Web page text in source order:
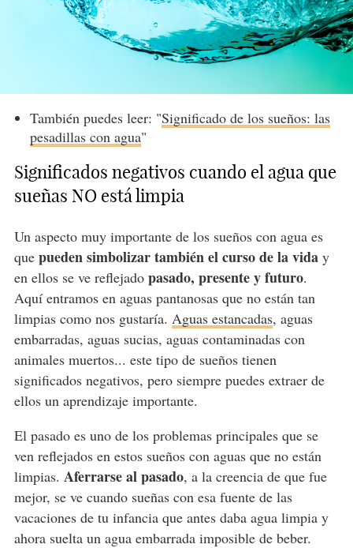
También puedes leer: "Significado de los sueños: las
pesadillas con agua"
Significados negativos cuando el agua que
sueñas NO está limpia
Un aspecto muy importante de los sueños con agua es
que pueden simbolizar también el curso de la viday
en ellos se ve reflejado pasado, presente y futuro.
Aquí entramos en aguas pantanosas que no están tan
limpias como nos gustaría. Aguas estancadas, aguas
embarradas, aguas sucias, aguas contaminadas con
animales muertos... este tipo de sueños tienen
significados negativos, pero siempre puedes extraer de
ellos un aprendizaje importante.
El pasado es uno de los problemas principales que se
ven reflejados en estos sueños con aguas que no están
limpias. Aferrarse al pasado, a la creencia de que fue
mejor, se ve cuando sueñas con esa fuente de las
vacaciones de tu infancia que antes daba agua limpia y
ahora suelta un agua embarrada imposible de beber.